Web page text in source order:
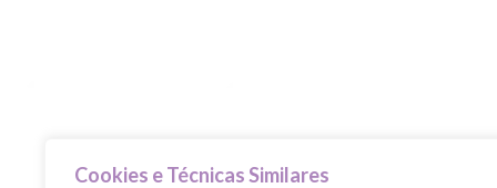
Cookies e Técnicas Similares